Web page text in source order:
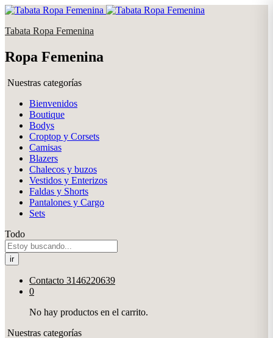
Tabata Ropa Femenina
Ropa Femenina
Nuestras categorías
Bienvenidos
Boutique
Bodys
Croptop y Corsets
Camisas
Blazers
Chalecos y buzos
Vestidos y Enterizos
Faldas y Shorts
Pantalones y Cargo
Sets
Todo
ir
Contacto 3146220639
0
No hay productos en el carrito.
Nuestras categorías